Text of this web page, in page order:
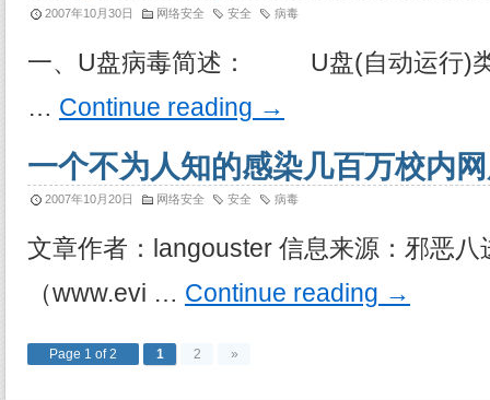
2007年10月30日 网络安全 安全 病毒
一、U盘病毒简述： U盘(自动运行)类
… Continue reading →
一个不为人知的感染几百万校内
2007年10月20日 网络安全 安全 病毒
文章作者：langouster 信息来源：邪恶八
（www.evi … Continue reading →
Page 1 of 2 1 2 »